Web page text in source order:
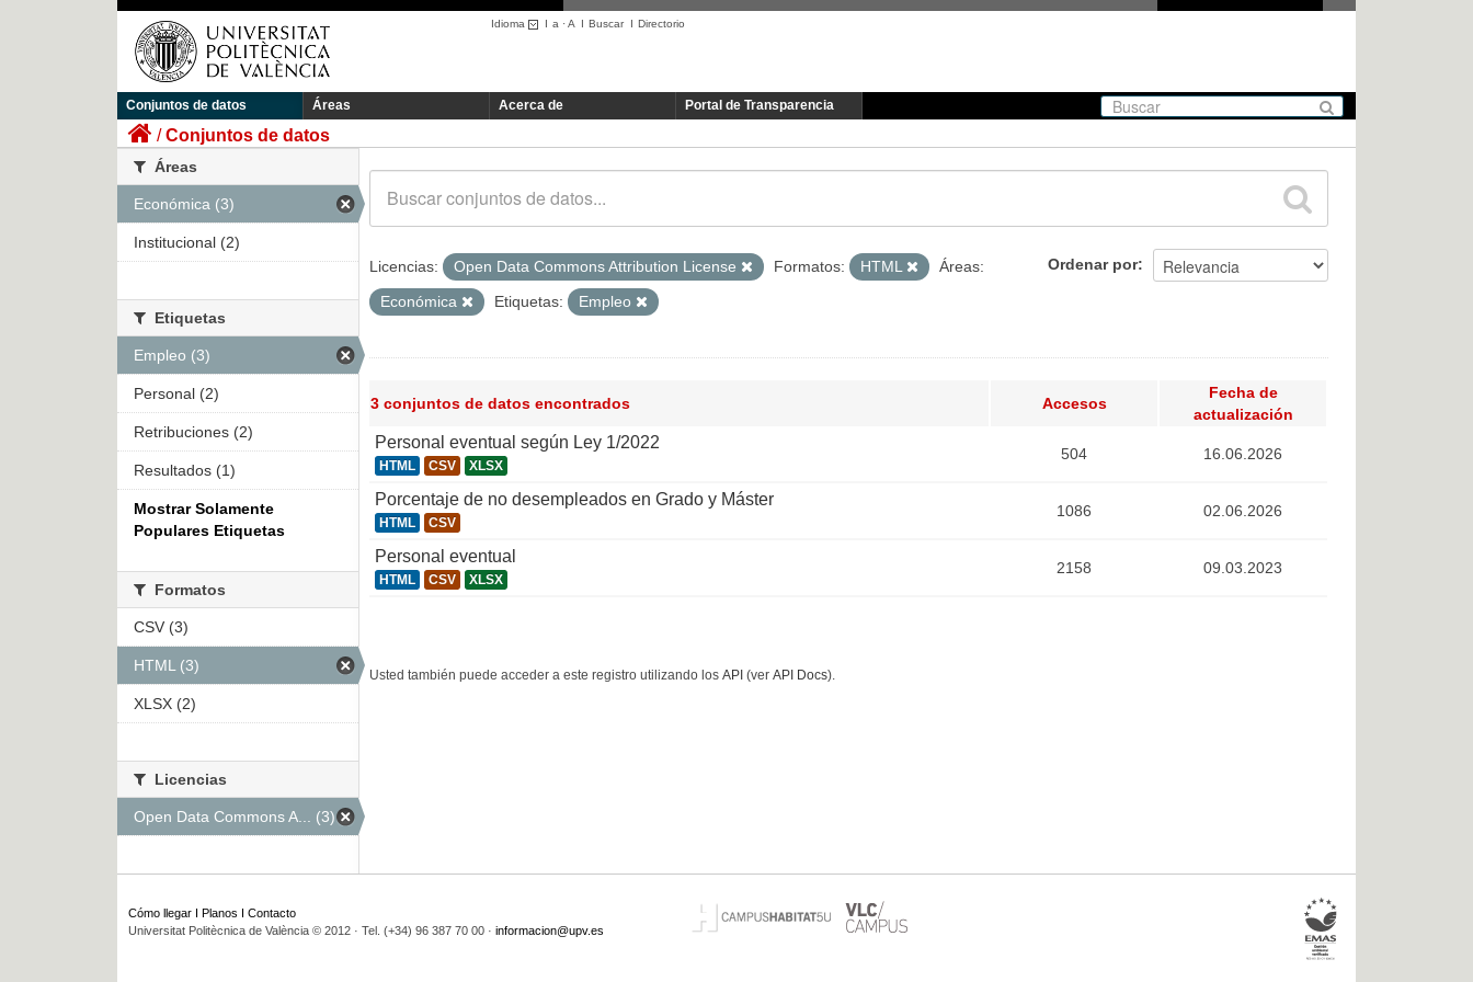
Idioma I a ·A I BuscarI Directorio
Conjuntos de datos Áreas Acerca de Portal de Transparencia
Conjuntos de datos
Ordenar por
Licencias: Open Data Commons Attribution License Formatos: HTML
Áreas:
Económica
Etiquetas: Empleo
3 conjuntos de datos encontrados Accesos
Fecha de
actualización
Personal eventual según Ley 1/2022
HTML CSV XLSX
504 16.06.2026
Porcentaje de no desempleados en Grado y Máster
HTML CSV
1086 02.06.2026
Personal eventual
HTML CSV XLSX
2158 09.03.2023
Usted también puede acceder a este registro utilizando los API (ver API Docs).
Áreas
Económica (3)
Institucional (2)
Etiquetas
Empleo (3)
Personal (2)
Retribuciones (2)
Resultados (1)
Mostrar Solamente
Populares Etiquetas
Formatos
CSV (3)
HTML (3)
XLSX (2)
Licencias
Open Data Commons A... (3)
Cómo llegar Planos
Contacto
Universitat Politècnica de València © 2012 · Tel. (+34) 96 387 70 00 · informacion@upv.es